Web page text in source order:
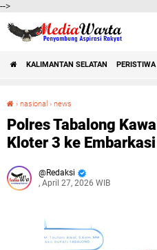
-->
KALIMANTAN SELATAN PERISTIWA
› nasional › news
Polres Tabalong
Kloter 3 ke Embarkasi
Redaksi
, April 27, 2026 WIB